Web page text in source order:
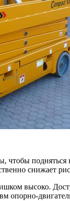
чтобы
снижает
высоко.
опорно-